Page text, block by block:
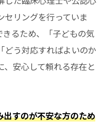
セリングを行っていま
るため、「子どもの気
どう対応すればよいのか
安心して頼れる存在と
出すのが不安な方のため